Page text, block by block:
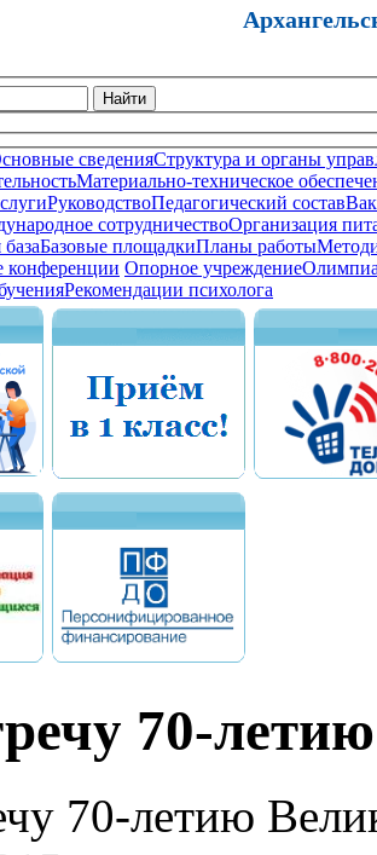
Найти
сведенияСтруктура и органы
Материально-техническое
РуководствоПедагогический состав
сотрудничествоОрганизация
Базовые площадкиПланы работы
конференции Опорное учреждение
Рекомендации психолога
70-
70-летию